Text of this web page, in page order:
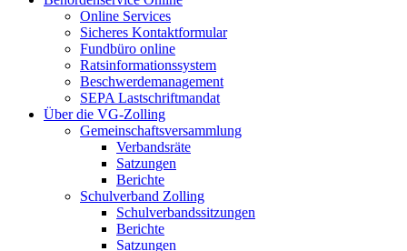
Online Services
Sicheres Kontaktformular
Fundbüro online
Ratsinformationssystem
Beschwerdemanagement
SEPA Lastschriftmandat
Über die VG-Zolling
Gemeinschaftsversammlung
Verbandsräte
Satzungen
Berichte
Schulverband Zolling
Schulverbandssitzungen
Berichte
Satzungen